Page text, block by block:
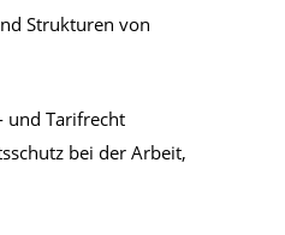
Strukturen von
und Tarifrecht
bei der Arbeit,